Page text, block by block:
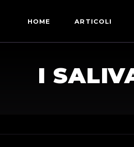
HOME ARTICOLI
I